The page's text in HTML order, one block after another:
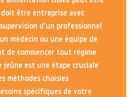
être entreprise avec
d’un professionnel
médecin ou une équipe de
de commencer tout régime
jeûne est une étape cruciale
méthodes choisies
spécifiques de votre